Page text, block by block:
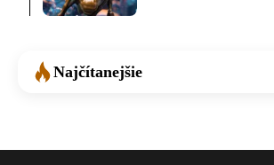
Najčítanejšie